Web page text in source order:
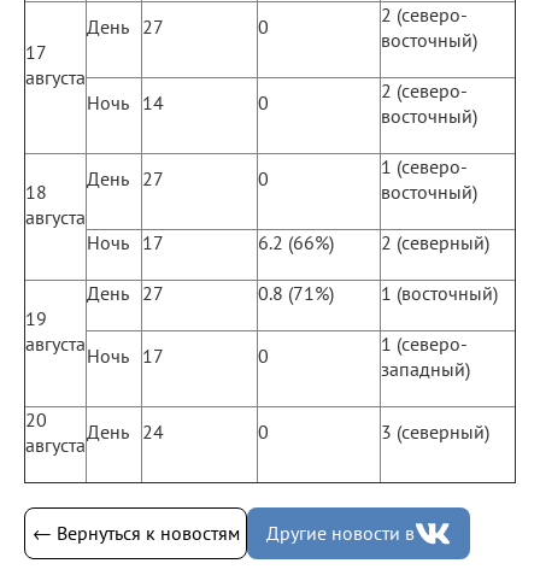
17
августа
День 27 0
2 (северо-
восточный)
Ночь 14 0
2 (северо-
восточный)
18
августа
День 27 0
1 (северо-
восточный)
Ночь 17 6.2 (66%) 2 (северный)
19
августа
День 27 0.8 (71%) 1 (восточный)
Ночь 17 0
1 (северо-
западный)
20
августа
День 24 0 3 (северный)
← Вернуться к новостям Другие новости в